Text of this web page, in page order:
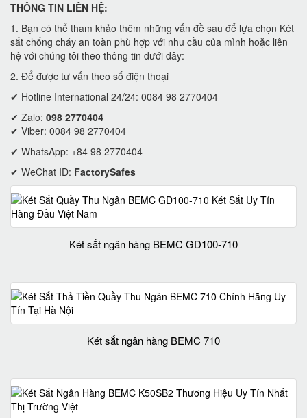
THÔNG TIN LIÊN HỆ:
1. Bạn có thể tham khảo thêm những vấn đề sau để lựa chọn Két
sắt chống cháy an toàn phù hợp với nhu cầu của mình hoặc liên
hệ với chúng tôi theo thông tin dưới đây:
2. Để được tư vấn theo số điện thoại
✔ Hotline International 24/24: 0084 98 2770404
✔ Zalo: 098 2770404
✔ Viber: 0084 98 2770404
✔ WhatsApp: +84 98 2770404
✔ WeChat ID: FactorySafes
Két sắt ngân hàng BEMC GD100-710
Két sắt ngân hàng BEMC 710